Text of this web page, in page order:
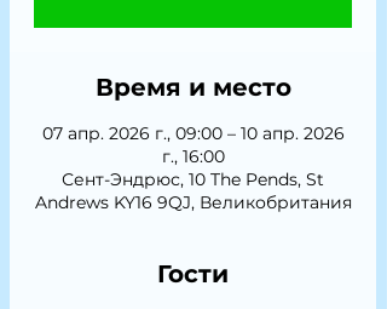
Время и место
07 апр. 2026 г., 09:00 – 10 апр. 2026
г., 16:00
Сент-Эндрюс, 10 The Pends, St
Andrews KY16 9QJ, Великобритания
Гости